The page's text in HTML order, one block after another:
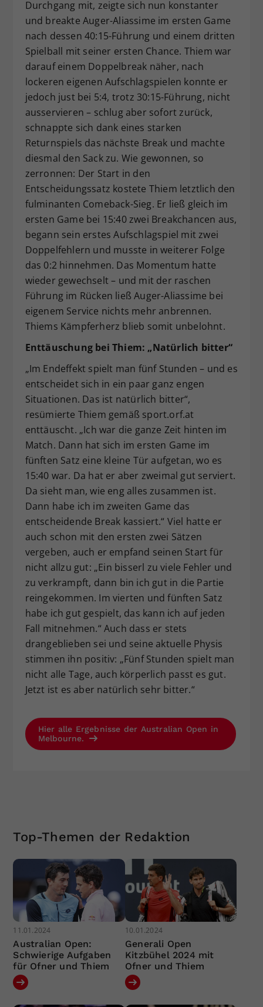
Durchgang mit, zeigte sich nun konstanter
und breakte Auger-Aliassime im ersten Game
nach dessen 40:15-Führung und einem dritten
Spielball mit seiner ersten Chance. Thiem war
darauf einem Doppelbreak näher, nach
lockeren eigenen Aufschlagspielen konnte er
jedoch just bei 5:4, trotz 30:15-Führung, nicht
ausservieren – schlug aber sofort zurück,
schnappte sich dank eines starken
Returnspiels das nächste Break und machte
diesmal den Sack zu. Wie gewonnen, so
zerronnen: Der Start in den
Entscheidungssatz kostete Thiem letztlich den
fulminanten Comeback-Sieg. Er ließ gleich im
ersten Game bei 15:40 zwei Breakchancen aus,
begann sein erstes Aufschlagspiel mit zwei
Doppelfehlern und musste in weiterer Folge
das 0:2 hinnehmen. Das Momentum hatte
wieder gewechselt – und mit der raschen
Führung im Rücken ließ Auger-Aliassime bei
eigenem Service nichts mehr anbrennen.
Thiems Kämpferherz blieb somit unbelohnt.
Enttäuschung bei Thiem: „Natürlich bitter“
„Im Endeffekt spielt man fünf Stunden – und es
entscheidet sich in ein paar ganz engen
Situationen. Das ist natürlich bitter“,
resümierte Thiem gemäß sport.orf.at
enttäuscht. „Ich war die ganze Zeit hinten im
Match. Dann hat sich im ersten Game im
fünften Satz eine kleine Tür aufgetan, wo es
15:40 war. Da hat er aber zweimal gut serviert.
Da sieht man, wie eng alles zusammen ist.
Dann habe ich im zweiten Game das
entscheidende Break kassiert.“ Viel hatte er
auch schon mit den ersten zwei Sätzen
vergeben, auch er empfand seinen Start für
nicht allzu gut: „Ein bisserl zu viele Fehler und
zu verkrampft, dann bin ich gut in die Partie
reingekommen. Im vierten und fünften Satz
habe ich gut gespielt, das kann ich auf jeden
Fall mitnehmen.“ Auch dass er stets
drangeblieben sei und seine aktuelle Physis
stimmen ihn positiv: „Fünf Stunden spielt man
nicht alle Tage, auch körperlich passt es gut.
Jetzt ist es aber natürlich sehr bitter.“
Hier alle Ergebnisse der Australian Open in
Melbourne.
Top-Themen der Redaktion
11.01.2024
Australian Open:
Schwierige Aufgaben
für Ofner und Thiem
10.01.2024
Generali Open
Kitzbühel 2024 mit
Ofner und Thiem